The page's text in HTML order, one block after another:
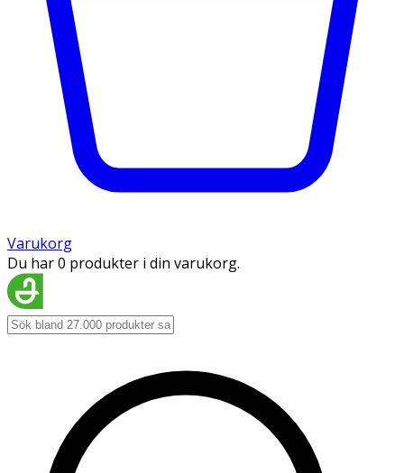
Varukorg
Du har 0 produkter i din varukorg.